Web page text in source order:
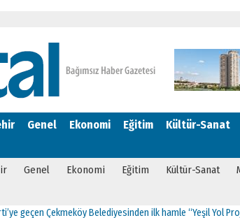
Genel Ekonomi Eğitim Kültür-Sanat
Genel Ekonomi Eğitim Kültür-Sanat
Çekmeköy Belediyesinden ilk hamle “Yeşil Yol Projesi”